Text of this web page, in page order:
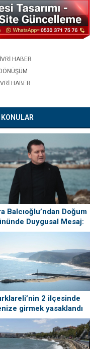
Tek Tek
HABER
HABER
Balcıoğlu’ndan Doğum
Duygusal Mesaj:
Çok Özlüyorum”
2 ilçesinde
girmek yasaklandı